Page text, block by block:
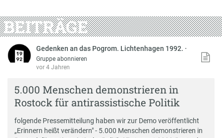
BEITRÄGE
Gedenken an das Pogrom. Lichtenhagen 1992. ·
Gruppe abonnieren
vor 4 Jahren
5.000 Menschen demonstrieren in
Rostock für antirassistische Politik
folgende Pressemitteilung haben wir zur Demo veröffentlicht
„Erinnern heißt verändern" - 5.000 Menschen demonstrieren in